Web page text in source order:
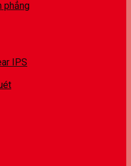
phẳng
IPS